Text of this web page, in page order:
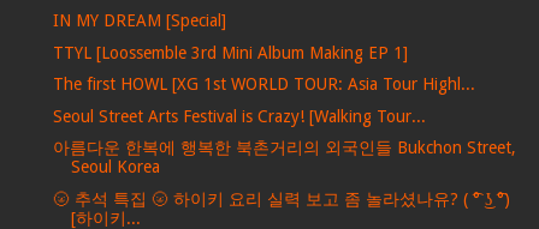
IN MY DREAM [Special]
TTYL [Loossemble 3rd Mini Album Making EP 1]
The first HOWL [XG 1st WORLD TOUR: Asia Tour Highl...
Seoul Street Arts Festival is Crazy! [Walking Tour...
아름다운 한복에 행복한 북촌거리의 외국인들 Bukchon Street,
Seoul Korea
🌝 추석 특집 🌝 하이키 요리 실력 보고 좀 놀라셨나유? ( ͡° ͜ʖ ͡°)
[하이키...